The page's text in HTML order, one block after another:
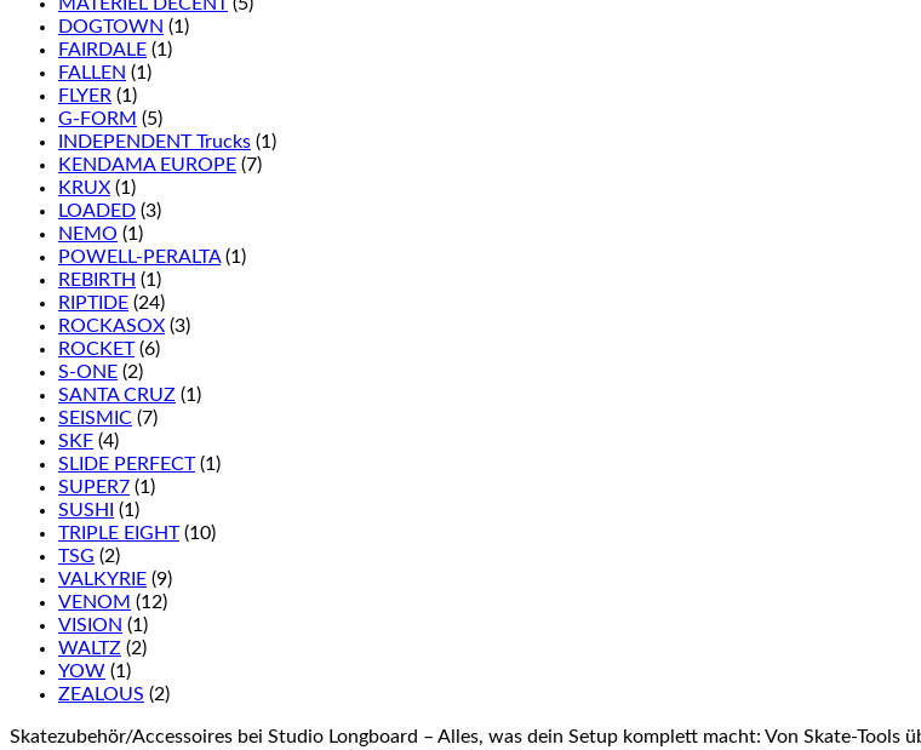
DOGTOWN (1)
FAIRDALE (1)
FALLEN (1)
FLYER (1)
G-FORM (5)
INDEPENDENT Trucks (1)
KENDAMA EUROPE (7)
KRUX (1)
LOADED (3)
NEMO (1)
POWELL-PERALTA (1)
REBIRTH (1)
RIPTIDE (24)
ROCKASOX (3)
ROCKET (6)
S-ONE (2)
SANTA CRUZ (1)
SEISMIC (7)
SKF (4)
SLIDE PERFECT (1)
SUPER7 (1)
SUSHI
(1)
TRIPLE EIGHT (10)
TSG (2)
VALKYRIE (9)
VENOM (12)
VISION (1)
WALTZ (2)
YOW (1)
ZEALOUS (2)
Skatezubehör/Accessoires bei Studio Longboard – Alles, was dein Setup komplett macht: Von Skate-